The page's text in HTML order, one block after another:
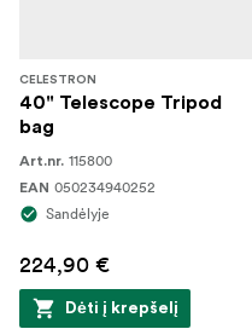
CELESTRON
40" Telescope Tripod
bag
Art.nr. 115800
EAN 050234940252
Sandėlyje
224,90 €
Dėti į krepšelį